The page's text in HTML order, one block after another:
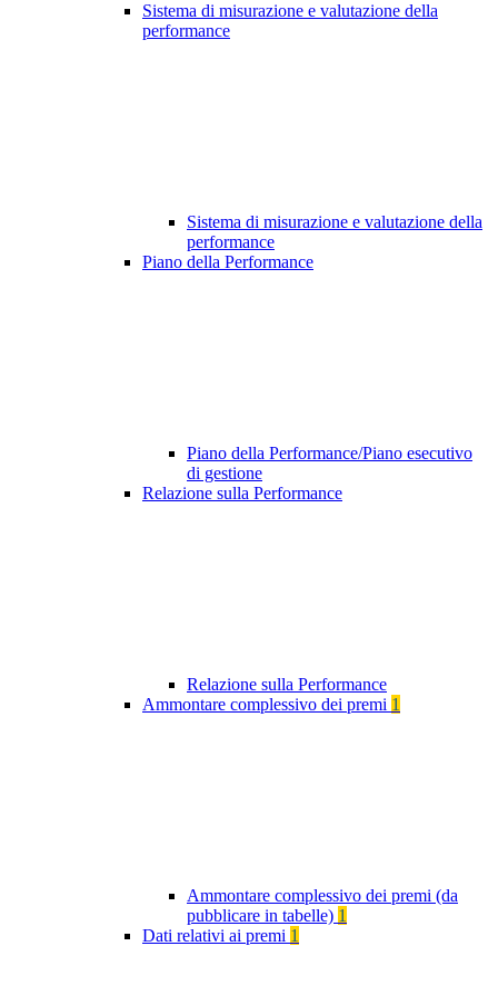
Sistema di misurazione e valutazione della
performance
Sistema di misurazione e valutazione della
performance
Piano della Performance
Piano della Performance/Piano esecutivo
di gestione
Relazione sulla Performance
Relazione sulla Performance
Ammontare complessivo dei premi 1
Ammontare complessivo dei premi (da
pubblicare in tabelle) 1
Dati relativi ai premi 1